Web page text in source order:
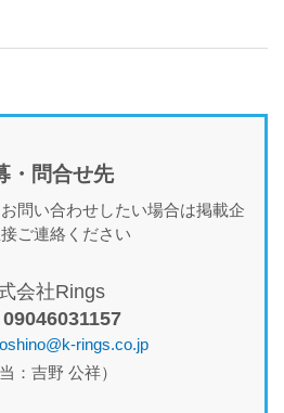
・問合せ先
問い合わせしたい場合は掲載企
ご連絡ください
会社Rings
rings.co.jp
当：吉野 公祥）